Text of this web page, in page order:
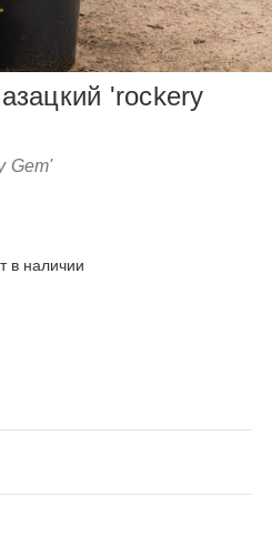
'rockery
Gem'
в наличии